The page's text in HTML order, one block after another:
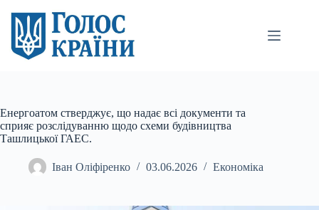
вмісту
Енергоатом стверджує, що надає всі документи та
сприяє розслідуванню щодо схеми будівництва
Ташлицької ГАЕС.
Іван Оліфіренко 03.06.2026 Економіка